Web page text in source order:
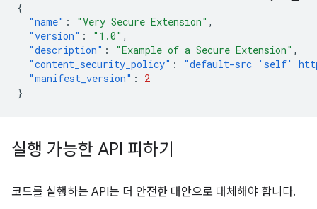
{
"name" : "Very Secure Extension" ,
"version" : "1.0" ,
"description" : "Example of a Secure Extension" ,
"content_security_policy" :
"default-src 'self'
"manifest_version" :
2
}
실행 가능한 API 피하기
코드를 실행하는 API는 더 안전한 대안으로 대체해야 합니다.